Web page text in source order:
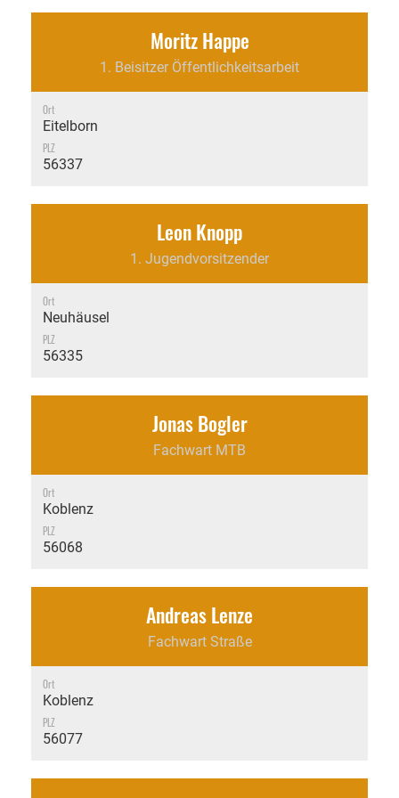
Moritz Happe
1. Beisitzer Öffentlichkeitsarbeit
Ort
Eitelborn
PLZ
56337
Leon Knopp
1. Jugendvorsitzender
Ort
Neuhäusel
PLZ
56335
Jonas Bogler
Fachwart MTB
Ort
Koblenz
PLZ
56068
Andreas Lenze
Fachwart Straße
Ort
Koblenz
PLZ
56077